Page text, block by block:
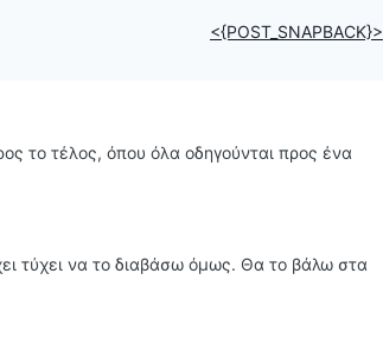
<{POST_SNAPBACK}>
το τέλος, όπου όλα οδηγούνται προς ένα
τύχει να το διαβάσω όμως. Θα το βάλω στα